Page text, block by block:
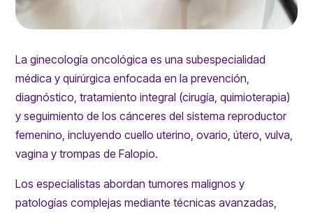
La ginecología oncológica es una subespecialidad
médica y quirúrgica enfocada en la prevención,
diagnóstico, tratamiento integral (cirugía, quimioterapia)
y seguimiento de los cánceres del sistema reproductor
femenino, incluyendo cuello uterino, ovario, útero, vulva,
vagina y trompas de Falopio.
Los especialistas abordan tumores malignos y
patologías complejas mediante técnicas avanzadas,